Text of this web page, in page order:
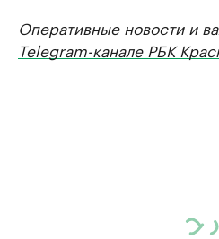
Оперативные новости и
Telegram-канале РБК